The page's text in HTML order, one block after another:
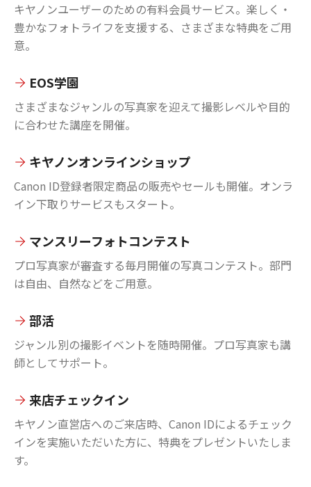
キヤノンユーザーのための有料会員サービス。楽しく・
豊かなフォトライフを支援する、さまざまな特典をご用
意。
EOS学園
さまざまなジャンルの写真家を迎えて撮影レベルや目的
に合わせた講座を開催。
キヤノンオンラインショップ
Canon ID登録者限定商品の販売やセールも開催。オンラ
イン下取りサービスもスタート。
マンスリーフォトコンテスト
プロ写真家が審査する毎月開催の写真コンテスト。部門
は自由、自然などをご用意。
部活
ジャンル別の撮影イベントを随時開催。プロ写真家も講
師としてサポート。
来店チェックイン
キヤノン直営店へのご来店時、Canon IDによるチェック
インを実施いただいた方に、特典をプレゼントいたしま
す。